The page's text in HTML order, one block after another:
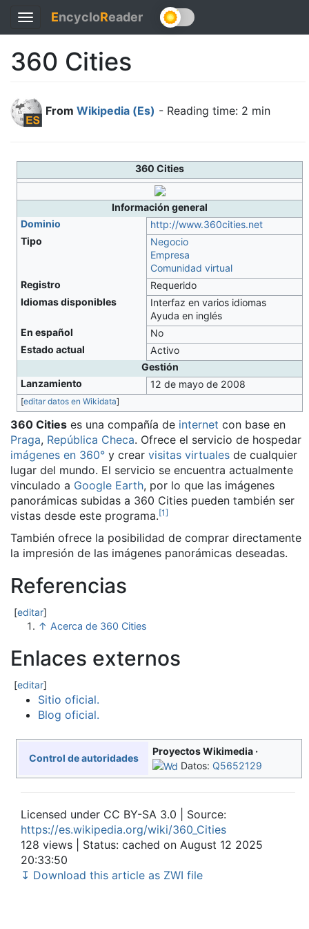
Toggle
navigation
EncycloReader
360 Cities
From Wikipedia (Es) - Reading time: 2 min
360 Cities
Información general
Dominio
http://www.360cities.net
Tipo
Negocio
Empresa
Comunidad virtual
Registro
Requerido
Idiomas disponibles
Interfaz en varios idiomas
Ayuda en inglés
En español
No
Estado actual
Activo
Gestión
Lanzamiento
12 de mayo de 2008
[editar datos en Wikidata]
360 Cities es una compañía de internet con base en
Praga, República Checa. Ofrece el servicio de hospedar
imágenes en 360° y crear visitas virtuales de cualquier
lugar del mundo. El servicio se encuentra actualmente
vinculado a Google Earth, por lo que las imágenes
panorámicas subidas a 360 Cities pueden también ser
vistas desde este programa.[1]
También ofrece la posibilidad de comprar directamente
la impresión de las imágenes panorámicas deseadas.
Referencias
[editar]
↑ Acerca de 360 Cities
Enlaces externos
[editar]
Sitio oficial.
Blog oficial.
Control de autoridades
Proyectos Wikimedia
Datos: Q5652129
Licensed under CC BY-SA 3.0 | Source:
https://es.wikipedia.org/wiki/360_Cities
128 views | Status: cached on August 12 2025
20:33:50
↧ Download this article as ZWI file